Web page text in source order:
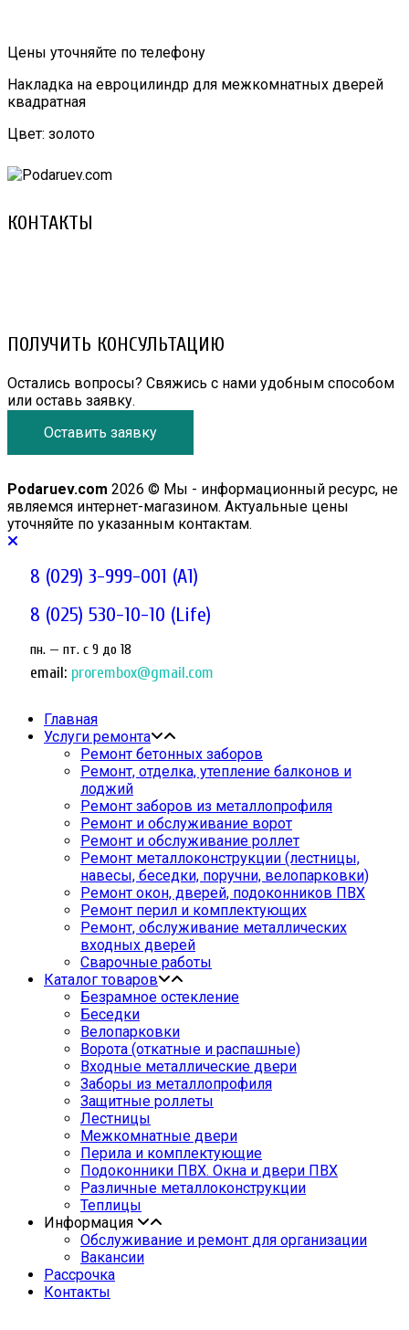
Цены уточняйте по телефону
Накладка на евроцилиндр для межкомнатных дверей
квадратная
Цвет: золото
КОНТАКТЫ
ПОЛУЧИТЬ КОНСУЛЬТАЦИЮ
Остались вопросы? Свяжись с нами удобным способом
или оставь заявку.
Оставить заявку
Podaruev.com 2026 © Мы - информационный ресурс, не
являемся интернет-магазином. Актуальные цены
уточняйте по указанным контактам.
8 (029) 3-999-001 (A1)
8 (025) 530-10-10 (Life)
пн. — пт. c 9 до 18
email: prorembox@gmail.com
Главная
Услуги ремонта
Ремонт бетонных заборов
Ремонт, отделка, утепление балконов и
лоджий
Ремонт заборов из металлопрофиля
Ремонт и обслуживание ворот
Ремонт и обслуживание роллет
Ремонт металлоконструкции (лестницы,
навесы, беседки, поручни, велопарковки)
Ремонт окон, дверей, подоконников ПВХ
Ремонт перил и комплектующих
Ремонт, обслуживание металлических
входных дверей
Сварочные работы
Каталог товаров
Безрамное остекление
Беседки
Велопарковки
Ворота (откатные и распашные)
Входные металлические двери
Заборы из металлопрофиля
Защитные роллеты
Лестницы
Межкомнатные двери
Перила и комплектующие
Подоконники ПВХ. Окна и двери ПВХ
Различные металлоконструкции
Теплицы
Информация
Обслуживание и ремонт для организации
Вакансии
Рассрочка
Контакты